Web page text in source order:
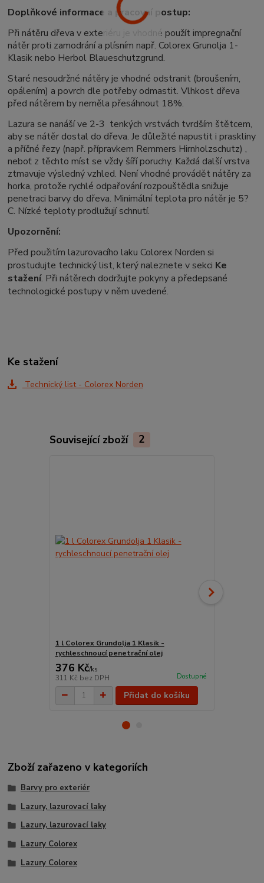
Doplňkové informace a pracovní postup:
Při nátěru dřeva v exteriéru je vhodné použít impregnační
nátěr proti zamodrání a plísním např. Colorex Grunolja 1-
Klasik nebo Herbol Blaueschutzgrund.
Staré nesoudržné nátěry je vhodné odstranit (broušením,
opálením) a povrch dle potřeby odmastit. Vlhkost dřeva
před nátěrem by neměla přesáhnout 18%.
Lazura se nanáší ve 2-3 tenkých vrstvách tvrdším štětcem,
aby se nátěr dostal do dřeva. Je důležité napustit i praskliny
a příčné řezy (např. přípravkem Remmers Hirnholzschutz) ,
neboť z těchto míst se vždy šíří poruchy. Každá další vrstva
ztmavuje výsledný vzhled. Není vhodné provádět nátěry za
horka, protože rychlé odpařování rozpouštědla snižuje
penetraci barvy do dřeva. Minimální teplota pro nátěr je 5?
C. Nízké teploty prodlužují schnutí.
Upozornění:
Před použitím lazurovacího laku Colorex Norden si
prostudujte technický list, který naleznete v sekci Ke
stažení. Při nátěrech dodržujte pokyny a předepsané
technologické postupy v něm uvedené.
Ke stažení
Technický list - Colorex Norden
Související zboží 2
1 l Colorex Grundolja 1 Klasik -
rychleschnoucí penetrační olej
376 Kč/ks
311 Kč bez DPH Dostupné
Přidat do košíku
Zboží zařazeno v kategoriích
Barvy pro exteriér
Lazury, lazurovací laky
Lazury, lazurovací laky
Lazury Colorex
Lazury Colorex